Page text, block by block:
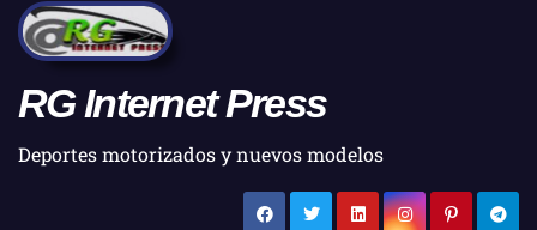
RG Internet Press
Deportes motorizados y nuevos modelos